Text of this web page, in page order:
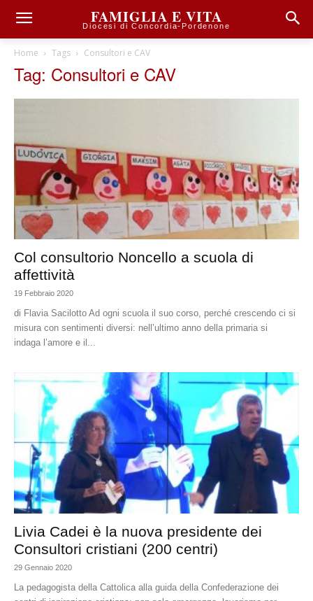
FAMIGLIA E VITA
Diocesi di Concordia-Pordenone
Home Tags Consultori e CAV
Tag: Consultori e CAV
Col consultorio Noncello a scuola di
affettività
19 Febbraio 2020
di Flavia Sacilotto Ad ogni scuola il suo corso, perché crescendo ci si
misura con sentimenti diversi: nell’ultimo anno della primaria si
indaga l’amore e il...
Livia Cadei è la nuova presidente dei
Consultori cristiani (200 centri)
29 Gennaio 2020
La pedagogista della Cattolica alla guida della Confederazione dei